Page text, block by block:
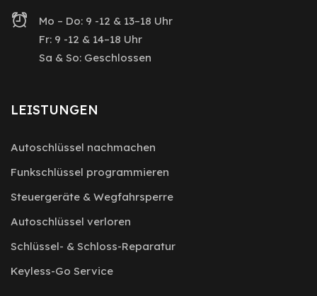
Mo – Do: 9 -12 & 13–18 Uhr
Fr: 9 -12 & 14–18 Uhr
Sa & So: Geschlossen
LEISTUNGEN
Autoschlüssel nachmachen
Funkschlüssel programmieren
Steuergeräte & Wegfahrsperre
Autoschlüssel verloren
Schlüssel- & Schloss-Reparatur
Keyless-Go Service